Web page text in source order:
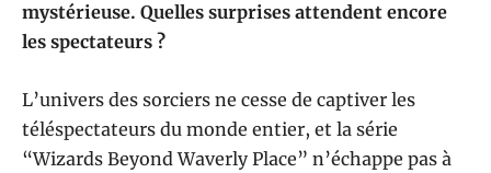
mystérieuse. Quelles surprises attendent encore
les spectateurs ?
L’univers des sorciers ne cesse de captiver les
téléspectateurs du monde entier, et la série
“Wizards Beyond Waverly Place” n’échappe pas à